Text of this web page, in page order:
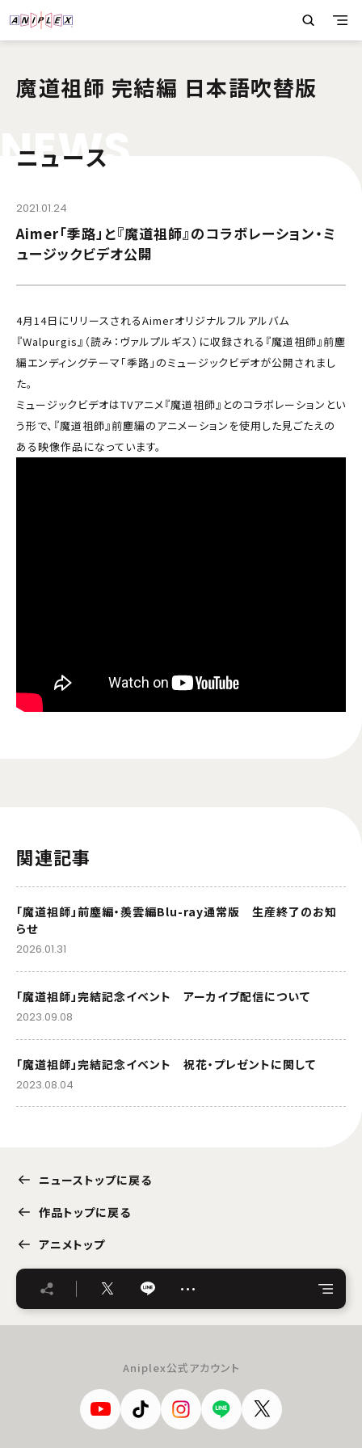
魔道祖師 完結編 日本語吹替版
NEWS
ニュース
2021.01.24
Aimer「季路」と『魔道祖師』のコラボレーション・ミ
ュージックビデオ公開
4月14日にリリースされるAimerオリジナルフルアルバム
『Walpurgis』（読み：ヴァルプルギス）に収録される『魔道祖師』前塵
編エンディングテーマ「季路」のミュージックビデオが公開されまし
た。
ミュージックビデオはTVアニメ『魔道祖師』とのコラボレーションとい
う形で、『魔道祖師』前塵編のアニメーションを使用した見ごたえの
ある映像作品になっています。
関連記事
「魔道祖師」前塵編・羨雲編Blu-ray通常版 生産終了のお知
らせ
2026.01.31
「魔道祖師」完結記念イベント アーカイブ配信について
2023.09.08
「魔道祖師」完結記念イベント 祝花・プレゼントに関して
2023.08.04
ニューストップに戻る
作品トップに戻る
アニメトップ
…
Aniplex公式アカウント